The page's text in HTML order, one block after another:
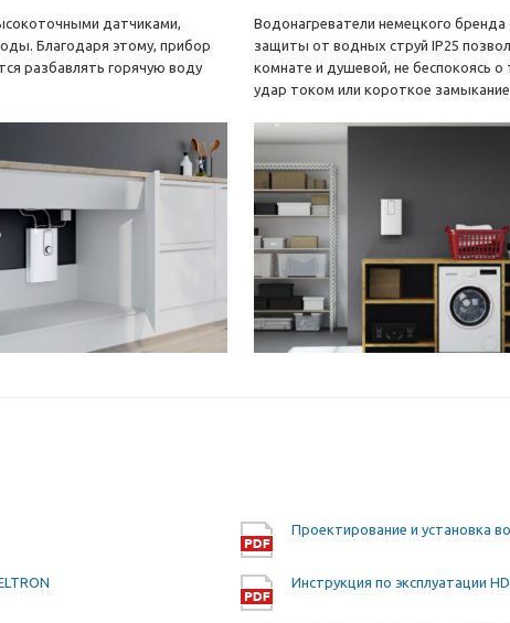
датчиками,
Благодаря этому, прибор
разбавлять горячую воду
Водонагреватели немецкого
защиты от водных струй IP25
комнате и душевой, не беспокоясь
удар током или короткое
Проектирование и установка
Инструкция по эксплуатации